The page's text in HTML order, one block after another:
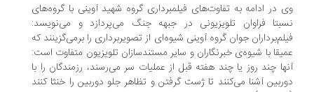
در ادامه به تفاوت‌های فیلمبرداری گروه شهید آوینی با گروه‌های
فراوان تلویزیونی در جبهه جنگ می‌پردازد و می‌نویسد:
جوان گروه آوینی شیوه‌ای از تصویربرداری را برمی‌گزینند که
با شیوه‌ی خبرنگاران و سایر مستندسازان تلویزیون متفاوت است:
چند روز یا چند هفته قبل از عملیات سر می‌رسند، رزمندگان را با
آشنا می‌کنند تا ژست گرفتن و تظاهر جلو دوربین را خنثا کنند